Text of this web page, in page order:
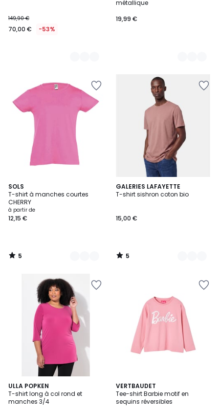
149,90 €
70,00 € -53%
métallique
19,99 €
SOLS
T-shirt à manches courtes
CHERRY
à partir de
12,15 €
5
/
5
3
Couleurs
5
/
GALERIES LAFAYETTE
T-shirt sishron coton bio
15,00 €
5
/
12
Couleurs
5
/
ULLA POPKEN
T-shirt long à col rond et
manches 3/4
4
Couleurs
VERTBAUDET
Tee-shirt Barbie motif en
sequins réversibles